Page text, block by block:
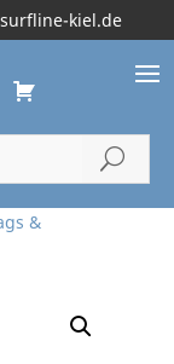
kiel.de
&